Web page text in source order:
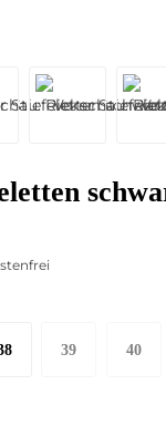
39 40